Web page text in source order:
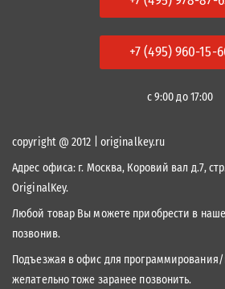
+7 (495) 960-15-
с 9:00 до 17:00
copyright @ 2012 | originalkey.ru
Адрес офиса: г. Москва, Коровий вал д.7,
OriginalKey.
Любой товар Вы можете приобрести в
позвонив.
Подъезжая в офис для
желательно тоже заранее позвонить.